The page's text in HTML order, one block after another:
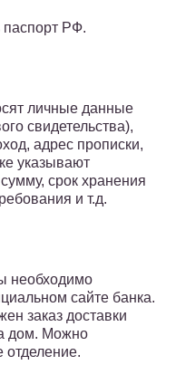
паспорт РФ.
личные данные
свидетельства),
адрес прописки,
указывают
срок хранения
и т.д.
необходимо
сайте банка.
заказ доставки
дом. Можно
отделение.